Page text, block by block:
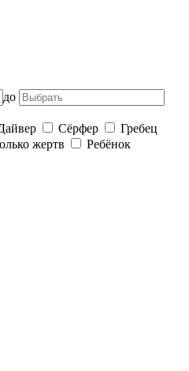
до
Сёрфер
Гребец
жертв
Ребёнок